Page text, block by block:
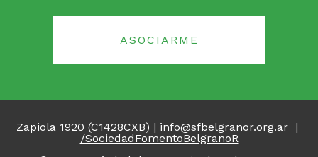
ASOCIARME
Zapiola 1920 (C1428CXB) | info@sfbelgranor.org.ar |
/SociedadFomentoBelgranoR